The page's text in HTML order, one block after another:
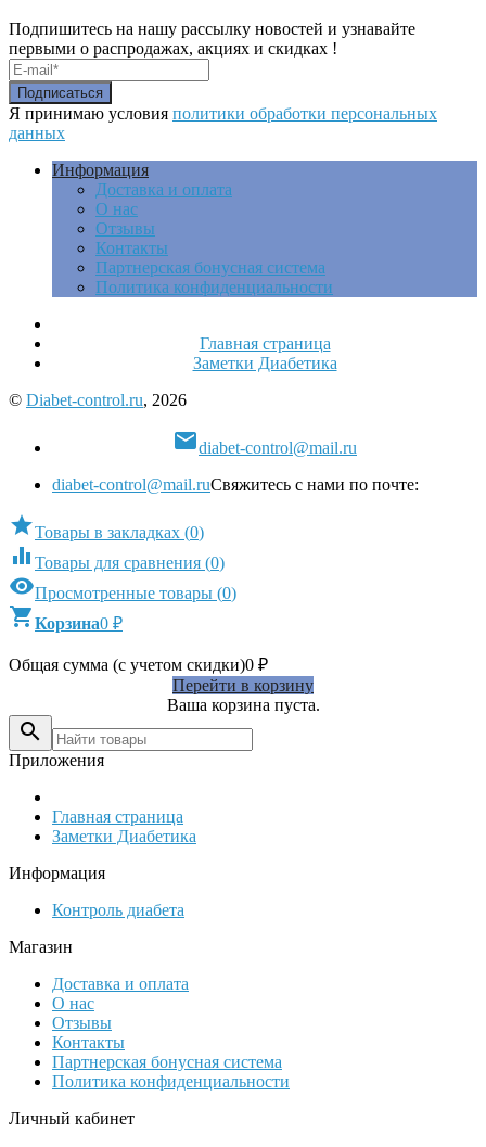
Подпишитесь на нашу рассылку новостей и узнавайте
первыми о распродажах, акциях и скидках !
Я принимаю условия политики обработки персональных
данных
Информация
Доставка и оплата
О нас
Отзывы
Контакты
Партнерская бонусная система
Политика конфиденциальности
Главная страница
Заметки Диабетика
© Diabet-control.ru, 2026
diabet-control@mail.ru
diabet-control@mail.ruСвяжитесь с нами по почте:
Товары в закладках (0)
 Товары для сравнения (0)
Просмотренные товары (0)
Корзина0 ₽
Общая сумма (с учетом скидки)0 ₽
Перейти в корзину
Ваша корзина пуста.

Приложения
Главная страница
Заметки Диабетика
Информация
Контроль диабета
Магазин
Доставка и оплата
О нас
Отзывы
Контакты
Партнерская бонусная система
Политика конфиденциальности
Личный кабинет